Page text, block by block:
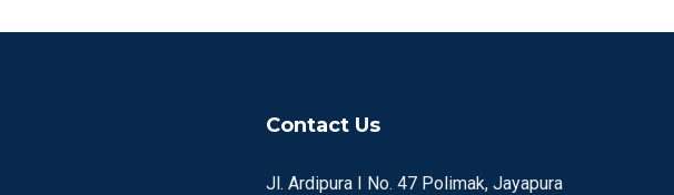
Contact Us
Jl. Ardipura I No. 47 Polimak, Jayapura